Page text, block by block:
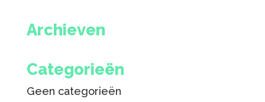
Archieven
Categorieën
Geen categorieën